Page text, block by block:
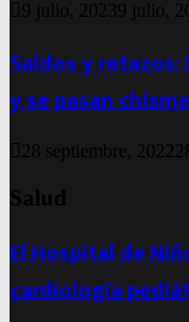
9 julio, 20239 julio,
Saldos y retazos:
y se pasan
28 septiembre, 2022
Salud
El Hospital de
cardiología